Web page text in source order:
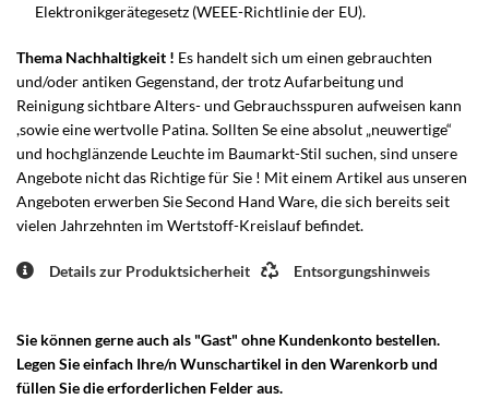
Elektronikgerätegesetz (WEEE-Richtlinie der EU).
Thema Nachhaltigkeit ! Es handelt sich um einen gebrauchten
und/oder antiken Gegenstand, der trotz Aufarbeitung und
Reinigung sichtbare Alters- und Gebrauchsspuren aufweisen kann
,sowie eine wertvolle Patina. Sollten Se eine absolut „neuwertige“
und hochglänzende Leuchte im Baumarkt-Stil suchen, sind unsere
Angebote nicht das Richtige für Sie ! Mit einem Artikel aus unseren
Angeboten erwerben Sie Second Hand Ware, die sich bereits seit
vielen Jahrzehnten im Wertstoff-Kreislauf befindet.
Details zur Produktsicherheit Entsorgungshinweis
Sie können gerne auch als "Gast" ohne Kundenkonto bestellen.
Legen Sie einfach Ihre/n Wunschartikel in den Warenkorb und
füllen Sie die erforderlichen Felder aus.